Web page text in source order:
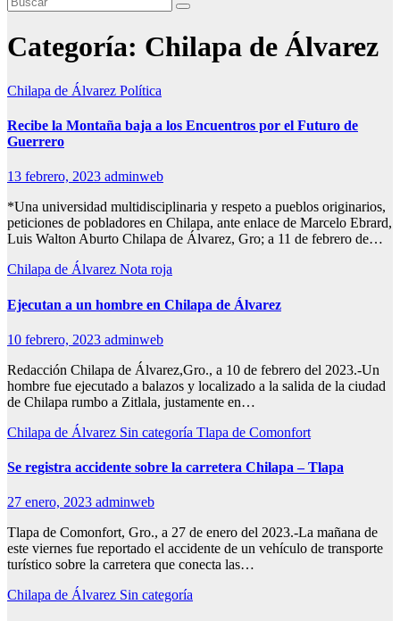
Categoría: Chilapa de Álvarez
Chilapa de Álvarez Política
Recibe la Montaña baja a los Encuentros por el Futuro de
Guerrero
13 febrero, 2023 adminweb
*Una universidad multidisciplinaria y respeto a pueblos originarios,
peticiones de pobladores en Chilapa, ante enlace de Marcelo Ebrard,
Luis Walton Aburto Chilapa de Álvarez, Gro; a 11 de febrero de…
Chilapa de Álvarez Nota roja
Ejecutan a un hombre en Chilapa de Álvarez
10 febrero, 2023 adminweb
Redacción Chilapa de Álvarez,Gro., a 10 de febrero del 2023.-Un
hombre fue ejecutado a balazos y localizado a la salida de la ciudad
de Chilapa rumbo a Zitlala, justamente en…
Chilapa de Álvarez Sin categoría Tlapa de Comonfort
Se registra accidente sobre la carretera Chilapa – Tlapa
27 enero, 2023 adminweb
Tlapa de Comonfort, Gro., a 27 de enero del 2023.-La mañana de
este viernes fue reportado el accidente de un vehículo de transporte
turístico sobre la carretera que conecta las…
Chilapa de Álvarez Sin categoría